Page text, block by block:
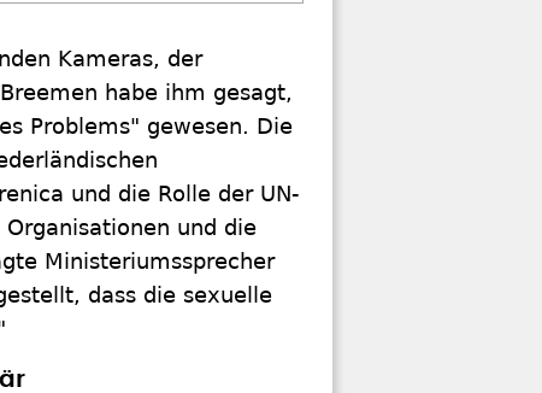
Kameras, der
habe ihm gesagt,
Problems" gewesen. Die
und die Rolle der UN-
und die
Ministeriumssprecher
dass die sexuelle